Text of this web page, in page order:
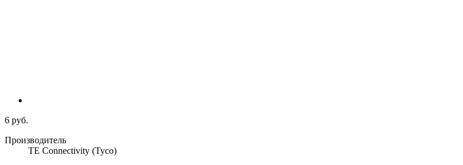
6 руб.
Производитель
TE Connectivity (Tyco)